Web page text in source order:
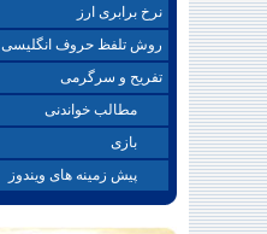
نرخ برابری ارز
روش تلفظ حروف انگلیسی
تفریح و سرگرمی
مطالب خواندنی
بازی
پیش زمینه های ویندوز